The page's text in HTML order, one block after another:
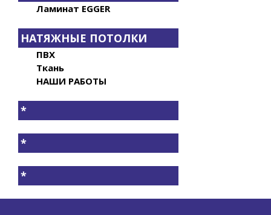
Ламинат EGGER
НАТЯЖНЫЕ ПОТОЛКИ
ПВХ
Ткань
НАШИ РАБОТЫ
*
*
*